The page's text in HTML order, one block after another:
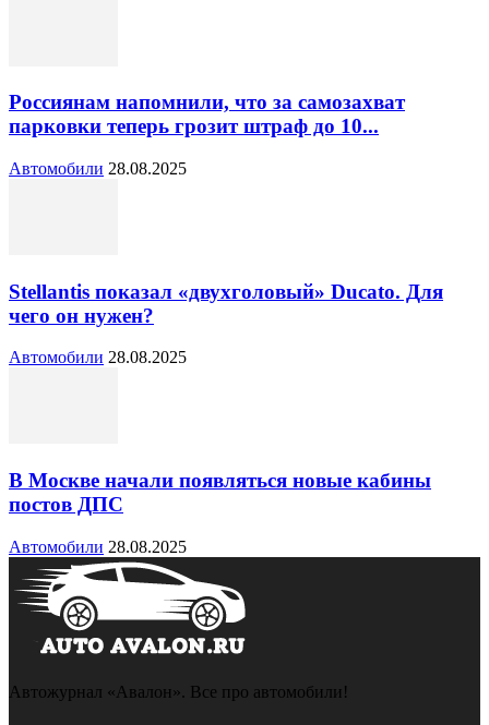
Россиянам напомнили, что за самозахват
парковки теперь грозит штраф до 10...
Автомобили 28.08.2025
Stellantis показал «двухголовый» Ducato. Для
чего он нужен?
Автомобили 28.08.2025
В Москве начали появляться новые кабины
постов ДПС
Автомобили 28.08.2025
Автожурнал «Авалон». Все про автомобили!